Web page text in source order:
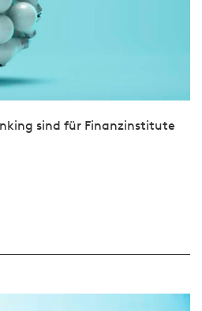
sind für Finanzinstitute